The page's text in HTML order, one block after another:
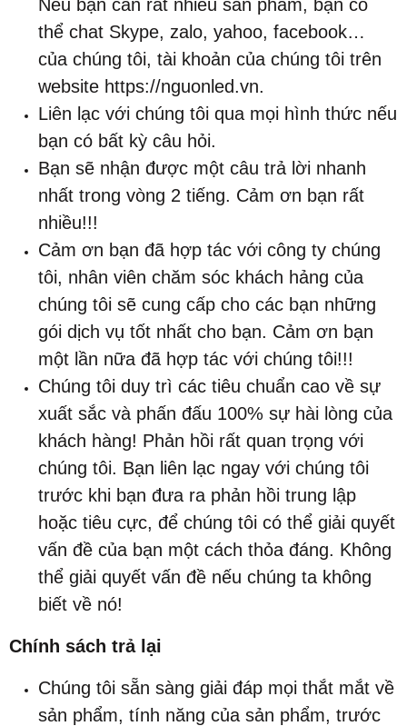
Nếu bạn cần rất nhiều sản phẩm, bạn có
thể chat Skype, zalo, yahoo, facebook…
của chúng tôi, tài khoản của chúng tôi trên
website https://nguonled.vn.
Liên lạc với chúng tôi qua mọi hình thức nếu
bạn có bất kỳ câu hỏi.
Bạn sẽ nhận được một câu trả lời nhanh
nhất trong vòng 2 tiếng. Cảm ơn bạn rất
nhiều!!!
Cảm ơn bạn đã hợp tác với công ty chúng
tôi, nhân viên chăm sóc khách hảng của
chúng tôi sẽ cung cấp cho các bạn những
gói dịch vụ tốt nhất cho bạn. Cảm ơn bạn
một lần nữa đã hợp tác với chúng tôi!!!
Chúng tôi duy trì các tiêu chuẩn cao về sự
xuất sắc và phấn đấu 100% sự hài lòng của
khách hàng! Phản hồi rất quan trọng với
chúng tôi. Bạn liên lạc ngay với chúng tôi
trước khi bạn đưa ra phản hồi trung lập
hoặc tiêu cực, để chúng tôi có thể giải quyết
vấn đề của bạn một cách thỏa đáng. Không
thể giải quyết vấn đề nếu chúng ta không
biết về nó!
Chính sách trả lại
Chúng tôi sẵn sàng giải đáp mọi thắt mắt về
sản phẩm, tính năng của sản phẩm, trước